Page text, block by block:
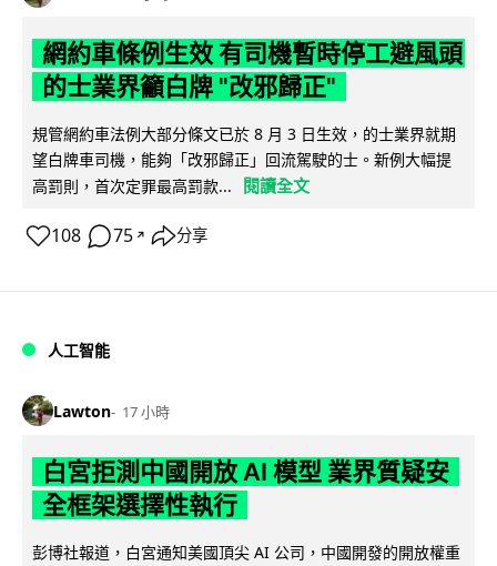
網約車條例生效 有司機暫時停工避風頭
的士業界籲白牌 "改邪歸正"
規管網約車法例大部分條文已於 8 月 3 日生效，的士業界就期
望白牌車司機，能夠「改邪歸正」回流駕駛的士。新例大幅提
高罰則，首次定罪最高罰款...
閱讀全文
108 75 ↗ 分享
人工智能
Lawton 17 小時
白宮拒測中國開放 AI 模型 業界質疑安
全框架選擇性執行
彭博社報道，白宮通知美國頂尖 AI 公司，中國開發的開放權重